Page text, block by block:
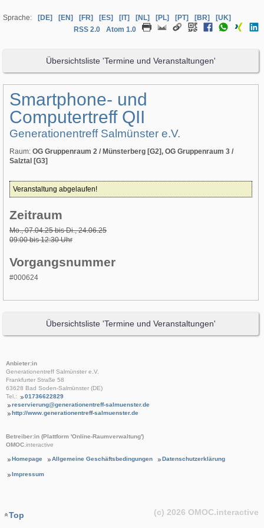
Sprache: [DE] [EN] [FR] [ES] [IT] [NL] [PL] [PT] [BR]
[UK]
RSS 2.0
Atom 1.0
Übersichtsliste 'Termine und Veranstaltungen'
Smartphone- und
Computertreff QII
Generationentreff Salmünster e.V.
Raum: OG Gruppenraum 2 / Münsterberg [G2], OG Gruppenraum 3 /
Salztal [G3]
Veranstaltung abgelaufen!
Zeitraum
Mo., 07.04.25 bis Di., 24.06.25
09:00 bis 12:30 Uhr
Vorgangsnummer
#000624
Übersichtsliste 'Termine und Veranstaltungen'
Anbieter:in
Generationentreff Salmünster e.V.
Frankfurter Straße 58
63628 Bad Soden-Salmünster (DE)
Tel.:
01736622829
reservierung@generationentreff-salmuenster.de
http://www.generationentreff-salmuenster.de
Betreiber:in (Plattform 'Online-Raumverwaltung')
OMOC.interactive
Homepage Allgemeine Geschäftsbedingungen Datenschutzerklärung
Impressum
Top (c) 2026 OMOC.interactive